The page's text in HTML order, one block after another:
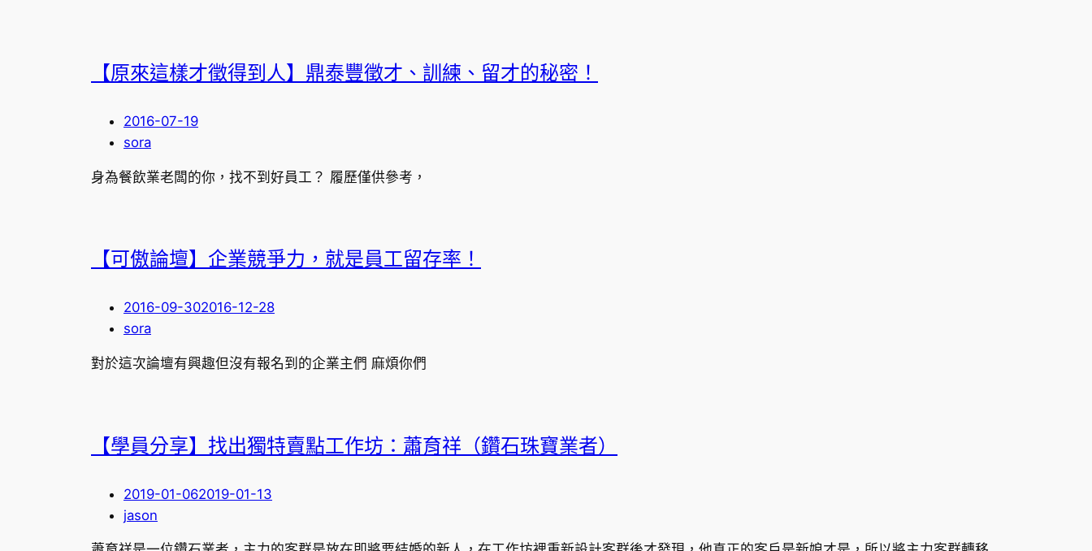
【原來這樣才徵得到人】鼎泰豐徵才、訓練、留才的秘密！
2016-07-19
sora
身為餐飲業老闆的你，找不到好員工？ 履歷僅供參考，
【可傲論壇】企業競爭力，就是員工留存率！
2016-09-302016-12-28
sora
對於這次論壇有興趣但沒有報名到的企業主們 麻煩你們
【學員分享】找出獨特賣點工作坊：蕭育祥（鑽石珠寶業者）
2019-01-062019-01-13
jason